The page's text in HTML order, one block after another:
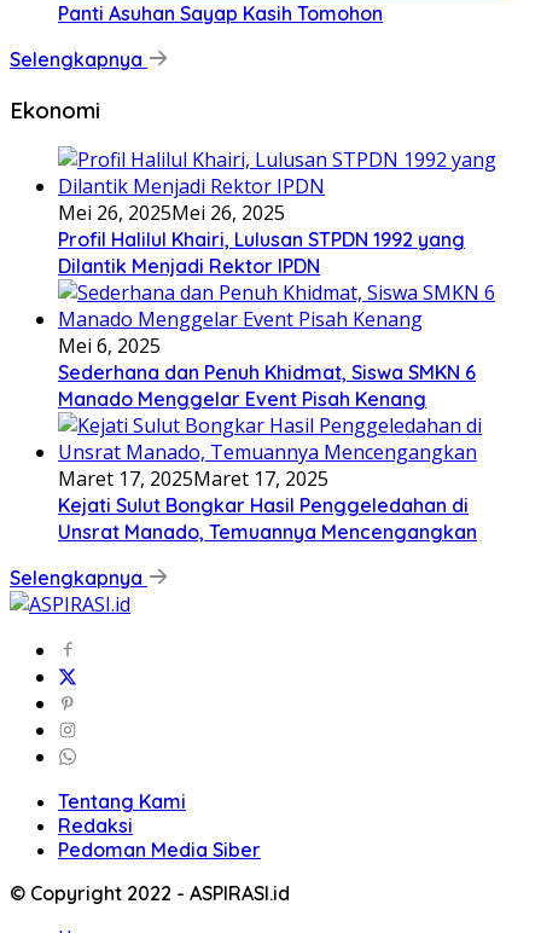
Panti Asuhan Sayap Kasih Tomohon
Selengkapnya
Ekonomi
Mei 26, 2025Mei 26, 2025
Profil Halilul Khairi, Lulusan STPDN 1992 yang
Dilantik Menjadi Rektor IPDN
Mei 6, 2025
Sederhana dan Penuh Khidmat, Siswa SMKN 6
Manado Menggelar Event Pisah Kenang
Maret 17, 2025Maret 17, 2025
Kejati Sulut Bongkar Hasil Penggeledahan di
Unsrat Manado, Temuannya Mencengangkan
Selengkapnya
Tentang Kami
Redaksi
Pedoman Media Siber
© Copyright 2022 - ASPIRASI.id